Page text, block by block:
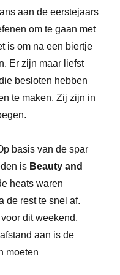
aan de eerstejaars
om te gaan met
is om na een biertje
Er zijn maar liefst
besloten hebben
te maken. Zij zijn in
basis van de spar
is Beauty and
heats waren
de rest te snel af.
dit weekend,
aan is de
moeten